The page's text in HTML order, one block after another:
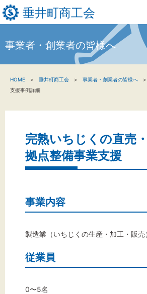
垂井町商工会
新着情報
垂井町商工会について
お問い合わせ
事業者・創業者の皆様へ
HOME 垂井町商工会 事業者・創業者の皆様へ
支援事例詳細
完熟いちじくの直売
拠点整備事業支援
事業内容
製造業（いちじくの生産・加工・販売
従業員
0〜5名